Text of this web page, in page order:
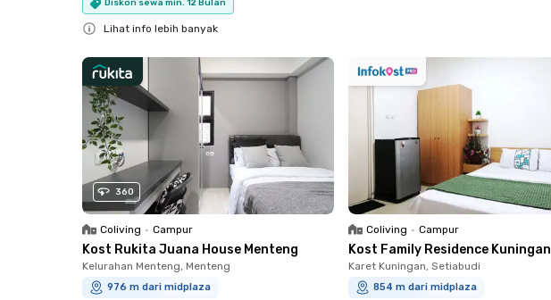
Diskon sewa min. 12 Bulan
Lihat info lebih banyak
360
Coliving • Campur
Kost Rukita Juana House Menteng
Kelurahan Menteng, Menteng
976 m dari midplaza
Coliving • Campur
Kost Family Residence Kuningan
Karet Kuningan, Setiabudi
854 m dari midplaza